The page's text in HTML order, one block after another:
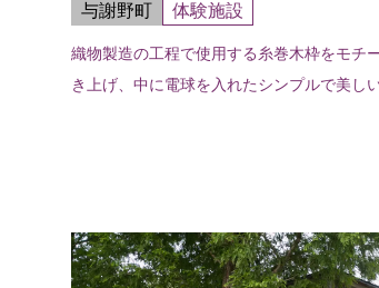
与謝野町 体験施設
織物製造の工程で使用する糸巻木枠をモチ
き上げ、中に電球を入れたシンプルで美し